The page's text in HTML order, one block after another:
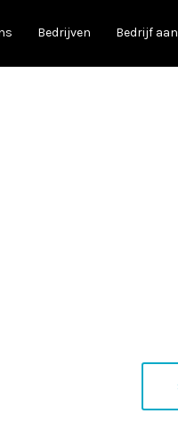
Bedrijven Bedrijf